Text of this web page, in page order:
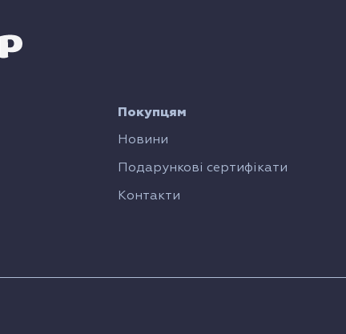
Покупцям
Новини
Подарункові сертифікати
Контакти